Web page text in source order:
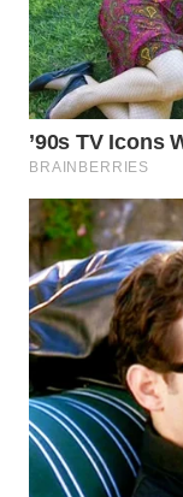
WN
CIANJUR
WN
KEPULAUAN
WN
TANGERANG
WN
BINJAI
WN
CIREBON